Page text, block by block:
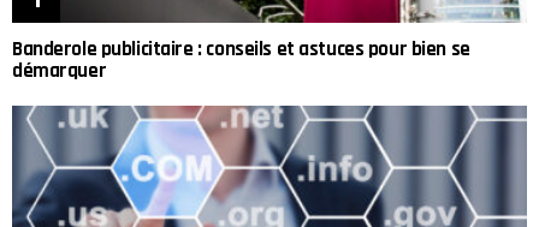
Banderole publicitaire : conseils et astuces pour bien se
démarquer